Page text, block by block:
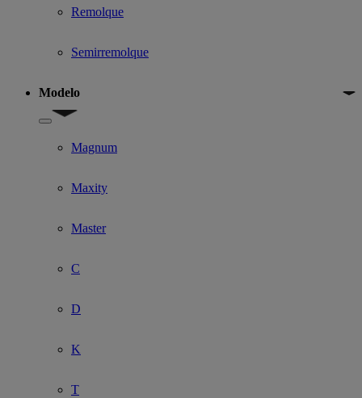
Remolque
Semirremolque
Modelo
Show submenu for Modelo
Magnum
Maxity
Master
C
D
K
T